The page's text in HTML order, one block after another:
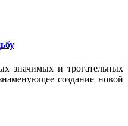
значимых и трогательных
создание новой